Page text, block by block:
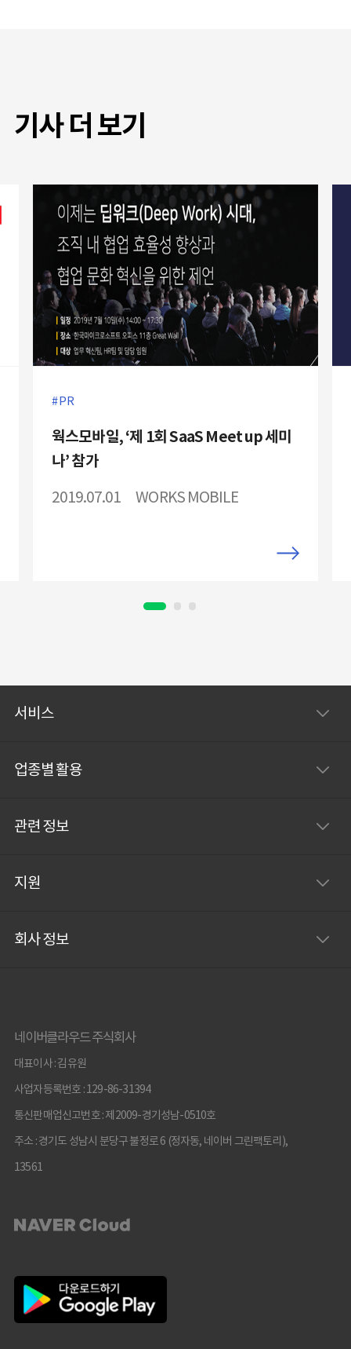
기사 더 보기
PR
웍스모바일, ‘제 1회 SaaS Meet up 세미
나’ 참가
2019.07.01
WORKS MOBILE
서비스
업종별 활용
관련 정보
지원
회사 정보
네이버클라우드 주식회사
대표이사 : 김유원
사업자등록번호 : 129-86-31394
통신판매업신고번호 : 제2009-경기성남-0510호
주소 : 경기도 성남시 분당구 불정로 6 (정자동, 네이버 그린팩토리),
13561